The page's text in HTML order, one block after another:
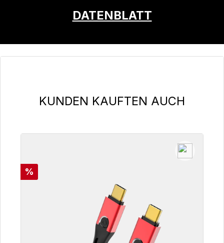
DATENBLATT
Produktgalerie überspringen
KUNDEN KAUFTEN AUCH
Rabatt
%